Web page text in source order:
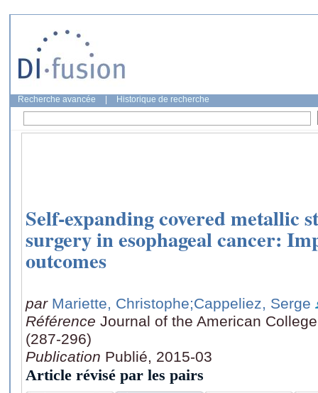
Recherche avancée Historique de recherche
Self-expanding covered metallic
surgery in esophageal cancer:
outcomes
par Mariette, Christophe;Cappeliez, Serge
Référence Journal of the American
(287-296)
Publication Publié, 2015-03
Article révisé par les pairs